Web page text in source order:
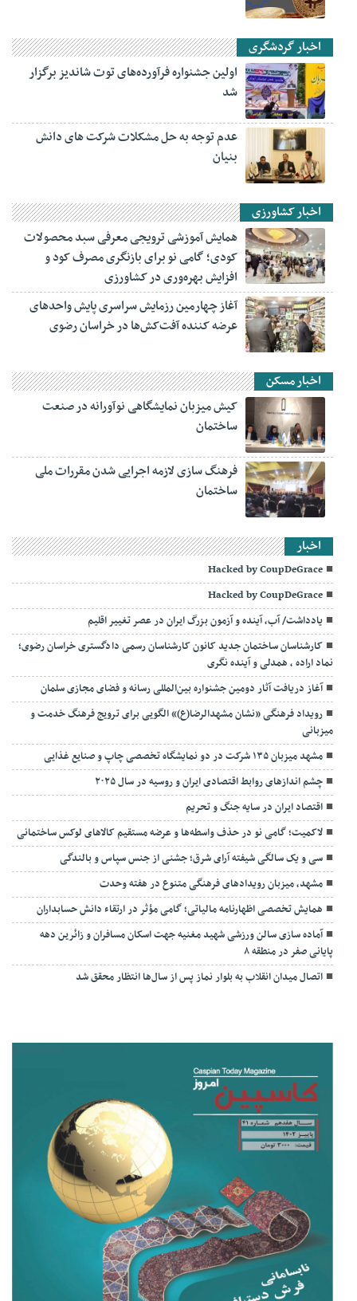
اخبار گردشگری
اولین جشنواره فرآورده‌های توت شاندیز برگزار
شد
عدم توجه به حل مشکلات شرکت های دانش
بنیان
اخبار کشاورزی
همایش آموزشی ترویجی معرفی سبد محصولات
کودی؛ گامی نو برای بازنگری مصرف کود و
افزایش بهره‌وری در کشاورزی
آغاز چهارمین رزمایش سراسری پایش واحدهای
عرضه کننده آفت‌کش‌ها در خراسان رضوی
اخبار مسکن
کیش میزبان نمایشگاهی نوآورانه در صنعت
ساختمان
فرهنگ سازی لازمه اجرایی شدن مقررات ملی
ساختمان
اخبار
Hacked by CoupDeGrace
Hacked by CoupDeGrace
یادداشت/ آب، آینده و آزمون بزرگ ایران در عصر تغییر اقلیم
کارشناسان ساختمان جدید کانون کارشناسان رسمی دادگستری خراسان رضوی؛
نماد اراده ، همدلی و آینده نگری
آغاز دریافت آثار دومین جشنواره بین‌المللی رسانه و فضای مجازی سلمان
رویداد فرهنگی «نشان مشهدالرضا(ع)» الگویی برای ترویج فرهنگ خدمت و
میزبانی
مشهد میزبان ۱۳۵ شرکت در دو نمایشگاه تخصصی چاپ و صنایع غذایی
چشم اندازهای روابط اقتصادی ایران و روسیه در سال ۲۰۲۵
اقتصاد ایران در سایه جنگ و تحریم
لاکمیت؛ گامی نو در حذف واسطه‌ها و عرضه مستقیم کالاهای لوکس ساختمانی
سی و یک سالگی شیفته آرای شرق؛ جشنی از جنس سپاس و بالندگی
مشهد، میزبان رویدادهای فرهنگی متنوع در هفته وحدت
همایش تخصصی اظهارنامه مالیاتی؛ گامی مؤثر در ارتقاء دانش حسابداران
آماده سازی سالن ورزشی شهید مغنیه جهت اسکان مسافران و زائرین دهه
پایانی صفر در منطقه ۸
اتصال میدان انقلاب به بلوار نماز پس از سال‌ها انتظار محقق شد